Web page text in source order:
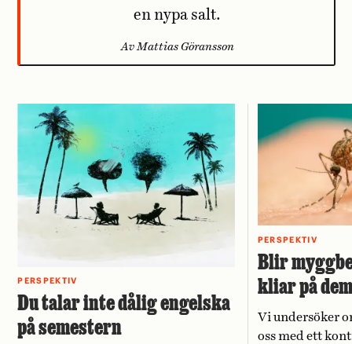
en nypa salt.
Av Mattias Göransson
PERSPEKTIV
Du talar inte dålig engelska
på semestern
PERSPEKTIV
Blir
kliar på
Vi undersöker
oss med ett